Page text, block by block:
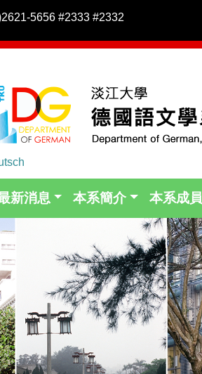
5656 #2333 #2332
新消息 本系簡介 本系成員